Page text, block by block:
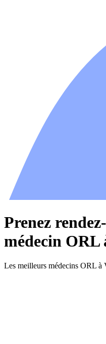
Prenez
médecin ORL
Les meilleurs médecins ORL à